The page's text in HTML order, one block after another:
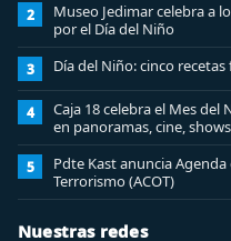
2
Museo Jedimar celebra a
por el Día del Niño
3 Día del Niño: cinco
4
Caja 18 celebra el Mes
en panoramas, cine,
5
Pdte Kast anuncia
Terrorismo (ACOT)
Nuestras redes